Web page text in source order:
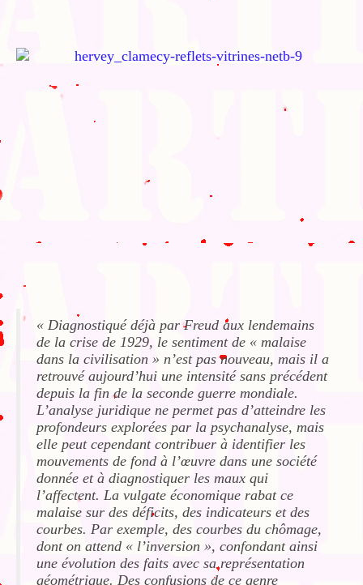
« Diagnostiqué déjà par Freud aux lendemains
de la crise de 1929, le sentiment de « malaise
dans la civilisation » n’est pas nouveau, mais il a
retrouvé aujourd’hui une intensité sans précédent
depuis la fin de la seconde guerre mondiale.
L’analyse juridique ne permet pas d’atteindre les
profondeurs explorées par la psychanalyse, mais
elle peut cependant contribuer à identifier les
mouvements de fond à l’œuvre dans une société
donnée et à diagnostiquer les maux qui
l’affectent. La vulgate économique rabat ce
malaise sur des déficits, des indicateurs et des
courbes. Par exemple, des courbes du chômage,
dont on attend « l’inversion », confondant ainsi
une évolution des faits avec sa représentation
géométrique. Des confusions de ce genre